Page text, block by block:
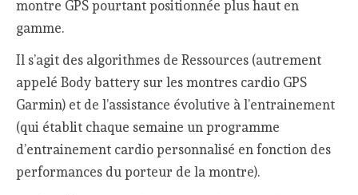
montre GPS pourtant positionnée plus haut en
gamme.
Il s’agit des algorithmes de Ressources (autrement
appelé Body battery sur les montres cardio GPS
Garmin) et de l’assistance évolutive à l’entrainement
(qui établit chaque semaine un programme
d’entrainement cardio personnalisé en fonction des
performances du porteur de la montre).